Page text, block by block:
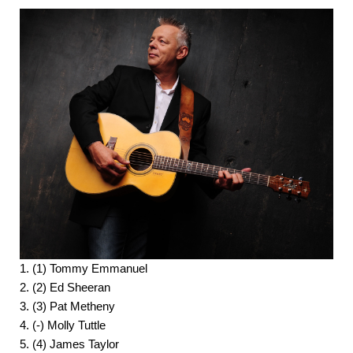
1. (1) Tommy Emmanuel
2. (2) Ed Sheeran
3. (3) Pat Metheny
4. (-) Molly Tuttle
5. (4) James Taylor